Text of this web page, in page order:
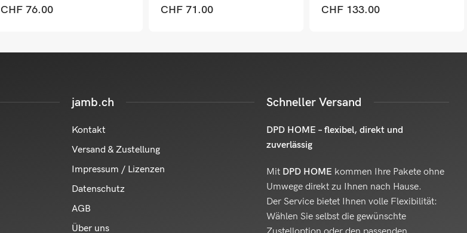
CHF76.00 CHF 71.00 CHF 133.00
jamb.ch
Kontakt
Versand & Zustellung
Impressum / Lizenzen
Datenschutz
AGB
Über uns
Schneller Versand
DPD HOME – flexibel, direkt und
zuverlässig
Mit DPD HOME kommen Ihre Pakete ohne
Umwege direkt zu Ihnen nach Hause.
Der Service bietet Ihnen volle Flexibilität:
Wählen Sie selbst die gewünschte